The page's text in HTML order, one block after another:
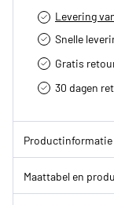
Levering
Snelle
Gratis
30 dagen
Productinformatie
Maattabel en